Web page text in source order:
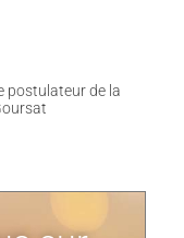
postulateur de la